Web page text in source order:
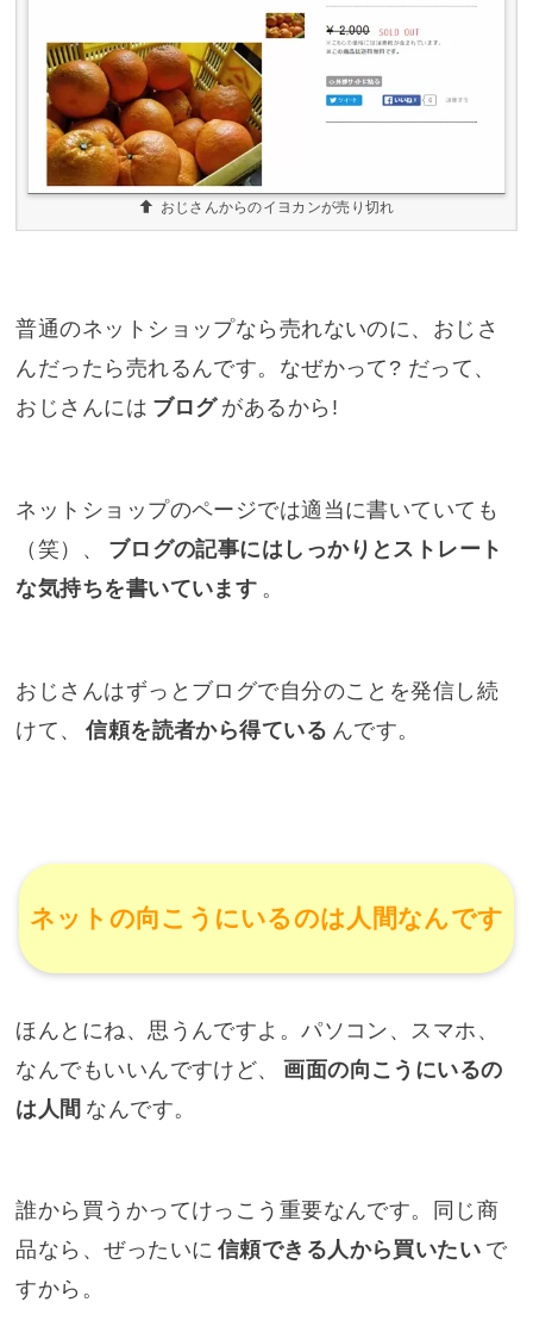
おじさんからのイヨカンが売り切れ
普通のネットショップなら売れないのに、おじさ
んだったら売れるんです。なぜかって? だって、
おじさんには ブログ があるから!
ネットショップのページでは適当に書いていても
（笑）、
ブログの記事にはしっかりとストレート
な気持ちを書いています 。
おじさんはずっとブログで自分のことを発信し続
けて、
信頼を読者から得ている んです。
ネットの向こうにいるのは人間なんです
ほんとにね、思うんですよ。パソコン、スマホ、
なんでもいいんですけど、
画面の向こうにいるの
は人間 なんです。
誰から買うかってけっこう重要なんです。同じ商
品なら、ぜったいに 信頼できる人から買いたい で
すから。